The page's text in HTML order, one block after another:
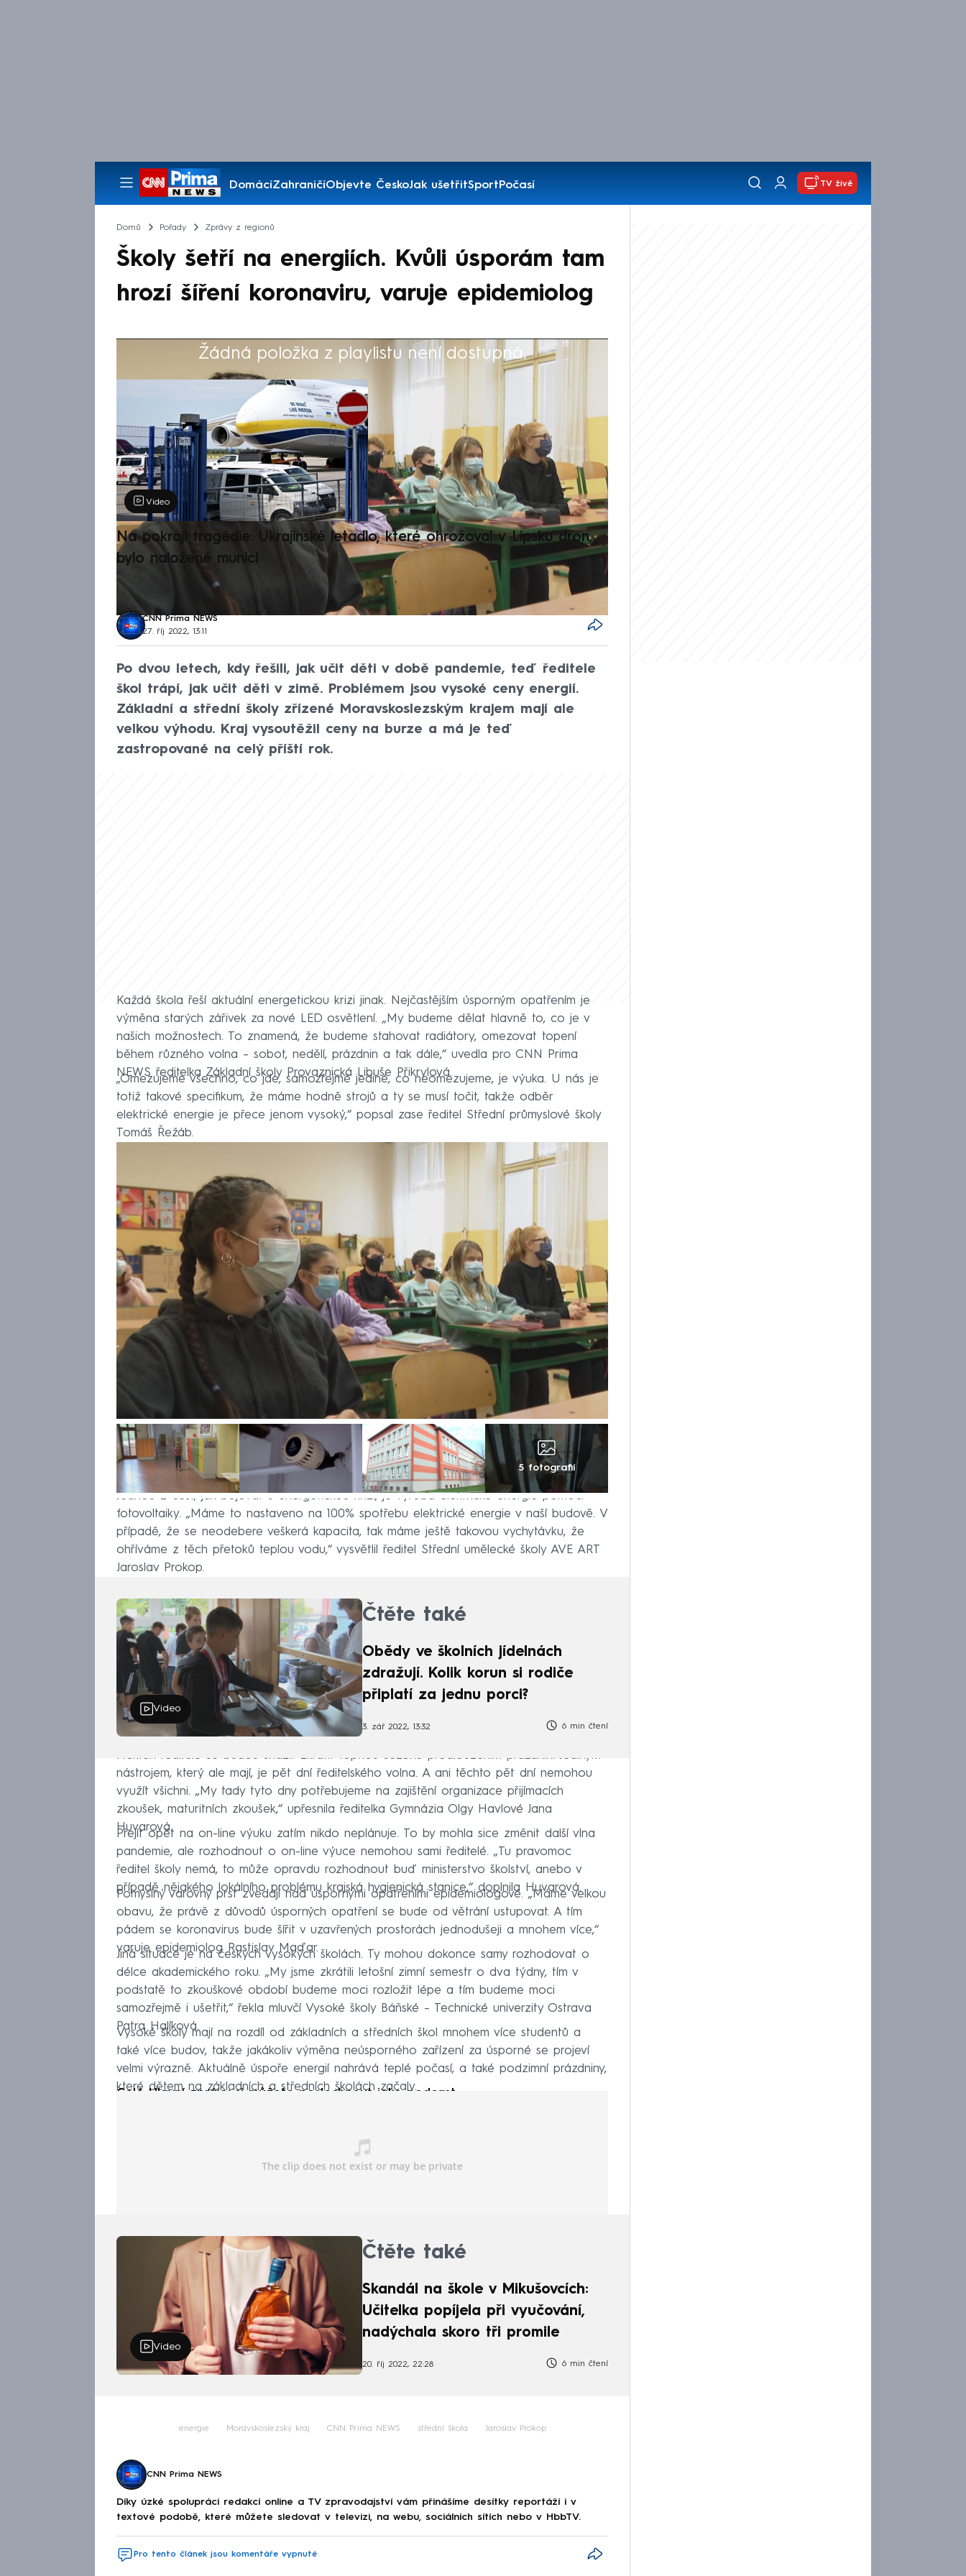
DomácíZahraničíObjevte ČeskoJak ušetřitSportPočasí
Pořady
TV živě
Domů Pořady Zprávy z regionů
Školy šetří na energiích. Kvůli úsporám tam
hrozí šíření koronaviru, varuje epidemiolog
Žádná položka z playlistu není dostupná.
Výběr redakce
Video
Na pokraji tragédie: Ukrajinské letadlo, které ohrožoval v Lipsku dron,
bylo naložené municí
CNN Prima NEWS
27. říj 2022, 13:11
Po dvou letech, kdy řešili, jak učit děti v době pandemie, teď ředitele
škol trápí, jak učit děti v zimě. Problémem jsou vysoké ceny energií.
Základní a střední školy zřízené Moravskoslezským krajem mají ale
velkou výhodu. Kraj vysoutěžil ceny na burze a má je teď
zastropované na celý příští rok.
Každá škola řeší aktuální energetickou krizi jinak. Nejčastějším úsporným opatřením je
výměna starých zářivek za nové LED osvětlení. „My budeme dělat hlavně to, co je v
našich možnostech. To znamená, že budeme stahovat radiátory, omezovat topení
během různého volna – sobot, nedělí, prázdnin a tak dále,“ uvedla pro CNN Prima
NEWS ředitelka Základní školy Provaznická Libuše Přikrylová.
„Omezujeme všechno, co jde, samozřejmě jediné, co neomezujeme, je výuka. U nás je
totiž takové specifikum, že máme hodně strojů a ty se musí točit, takže odběr
elektrické energie je přece jenom vysoký,“ popsal zase ředitel Střední průmyslové školy
Tomáš Řežáb.
5 fotografií
Jednou z cest, jak bojovat s energetickou krizí, je výroba elektrické energie pomocí
fotovoltaiky. „Máme to nastaveno na 100% spotřebu elektrické energie v naší budově. V
případě, že se neodebere veškerá kapacita, tak máme ještě takovou vychytávku, že
ohříváme z těch přetoků teplou vodu,“ vysvětlil ředitel Střední umělecké školy AVE ART
Jaroslav Prokop.
Video
Čtěte také
Obědy ve školních jídelnách
zdražují. Kolik korun si rodiče
připlatí za jednu porci?
3. zář 2022, 13:32 6 min čtení
Někteří ředitelé se budou snažit zkrátit topnou sezónu prodloužením prázdnin. Jediným
nástrojem, který ale mají, je pět dní ředitelského volna. A ani těchto pět dní nemohou
využít všichni. „My tady tyto dny potřebujeme na zajištění organizace přijímacích
zkoušek, maturitních zkoušek,“ upřesnila ředitelka Gymnázia Olgy Havlové Jana
Huvarová.
Přejít opět na on-line výuku zatím nikdo neplánuje. To by mohla sice změnit další vlna
pandemie, ale rozhodnout o on-line výuce nemohou sami ředitelé. „Tu pravomoc
ředitel školy nemá, to může opravdu rozhodnout buď ministerstvo školství, anebo v
případě nějakého lokálního problému krajská hygienická stanice,“ doplnila Huvarová.
Pomyslný varovný prst zvedají nad úspornými opatřeními epidemiologové. „Máme velkou
obavu, že právě z důvodů úsporných opatření se bude od větrání ustupovat. A tím
pádem se koronavirus bude šířit v uzavřených prostorách jednodušeji a mnohem více,“
varuje epidemiolog Rastislav Maďar.
Jiná situace je na českých vysokých školách. Ty mohou dokonce samy rozhodovat o
délce akademického roku. „My jsme zkrátili letošní zimní semestr o dva týdny, tím v
podstatě to zkouškové období budeme moci rozložit lépe a tím budeme moci
samozřejmě i ušetřit,“ řekla mluvčí Vysoké školy Báňské – Technické univerzity Ostrava
Patra Halíková.
Vysoké školy mají na rozdíl od základních a středních škol mnohem více studentů a
také více budov, takže jakákoliv výměna neúsporného zařízení za úsporné se projeví
velmi výrazně. Aktuálně úspoře energií nahrává teplé počasí, a také podzimní prázdniny,
které dětem na základních a středních školách začaly.
Celé Hlavní zprávy si můžete poslechnout jako podcast:
Video
Čtěte také
Skandál na škole v Mikušovcích:
Učitelka popíjela při vyučování,
nadýchala skoro tři promile
20. říj 2022, 22:28 6 min čtení
energie Moravskoslezský kraj CNN Prima NEWS střední škola Jaroslav Prokop
CNN Prima NEWS
Díky úzké spolupráci redakcí online a TV zpravodajství vám přinášíme desítky reportáží i v
textové podobě, které můžete sledovat v televizi, na webu, sociálních sítích nebo v HbbTV.
Pro tento článek jsou komentáře vypnuté